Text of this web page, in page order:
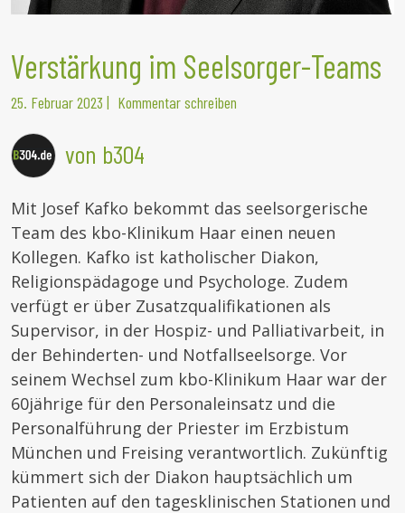
Verstärkung im Seelsorger-Teams
25. Februar 2023 | Kommentar schreiben
von b304
Mit Josef Kafko bekommt das seelsorgerische
Team des kbo-Klinikum Haar einen neuen
Kollegen. Kafko ist katholischer Diakon,
Religionspädagoge und Psychologe. Zudem
verfügt er über Zusatzqualifikationen als
Supervisor, in der Hospiz- und Palliativarbeit, in
der Behinderten- und Notfallseelsorge. Vor
seinem Wechsel zum kbo-Klinikum Haar war der
60jährige für den Personaleinsatz und die
Personalführung der Priester im Erzbistum
München und Freising verantwortlich. Zukünftig
kümmert sich der Diakon hauptsächlich um
Patienten auf den tagesklinischen Stationen und